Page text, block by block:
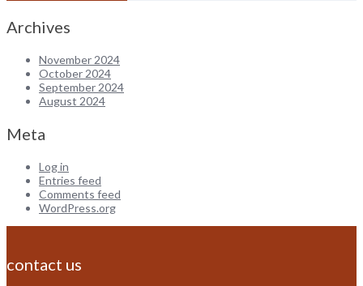
Archives
November 2024
October 2024
September 2024
August 2024
Meta
Log in
Entries feed
Comments feed
WordPress.org
contact us